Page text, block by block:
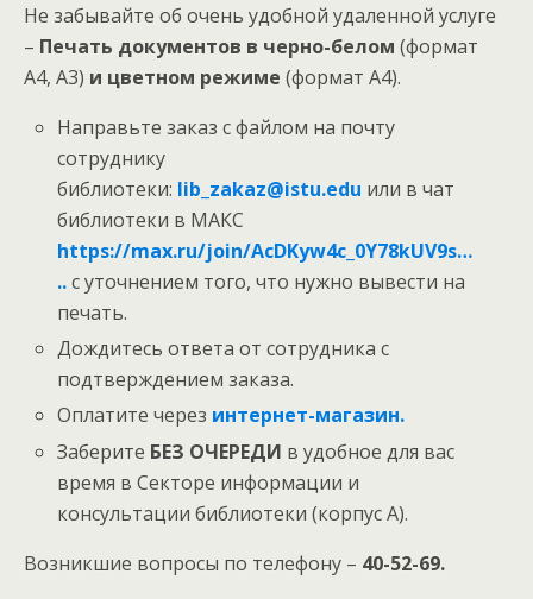
Не забывайте об очень удобной удаленной услуге
– Печать документов в черно-белом (формат
А4, А3) и цветном режиме (формат А4).
Направьте заказ с файлом на почту
сотруднику
библиотеки: lib_zakaz@istu.edu или в чат
библиотеки в МАКС
https://max.ru/join/AcDKyw4c_0Y78kUV9s…
..с уточнением того, что нужно вывести на
печать.
Дождитесь ответа от сотрудника с
подтверждением заказа.
Оплатите через интернет-магазин.
Заберите БЕЗ ОЧЕРЕДИ в удобное для вас
время в Секторе информации и
консультации библиотеки (корпус А).
Возникшие вопросы по телефону – 40-52-69.